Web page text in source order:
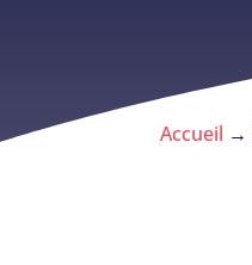
Accueil →